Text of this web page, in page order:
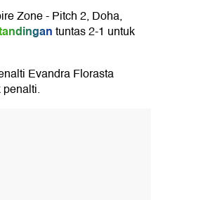
Zone - Pitch 2, Doha,
tuntas 2-1 untuk
Evandra Florasta